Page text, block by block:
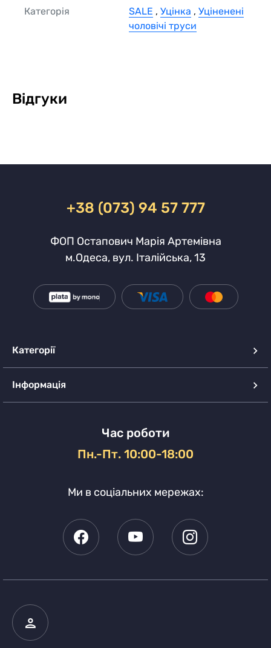
Категорія SALE , Уцінка , Уціненені
чоловічі труси
Відгуки
+38 (073) 94 57 777
ФОП Остапович Марія Артемівна
м.Одеса, вул. Італійська, 13
Категорії
Інформація
Час роботи
Пн.-Пт. 10:00-18:00
Ми в соціальних мережах: